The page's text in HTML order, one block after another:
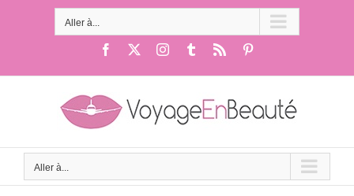
Aller à...
Facebook Instagram
Tumblr
Aller à...